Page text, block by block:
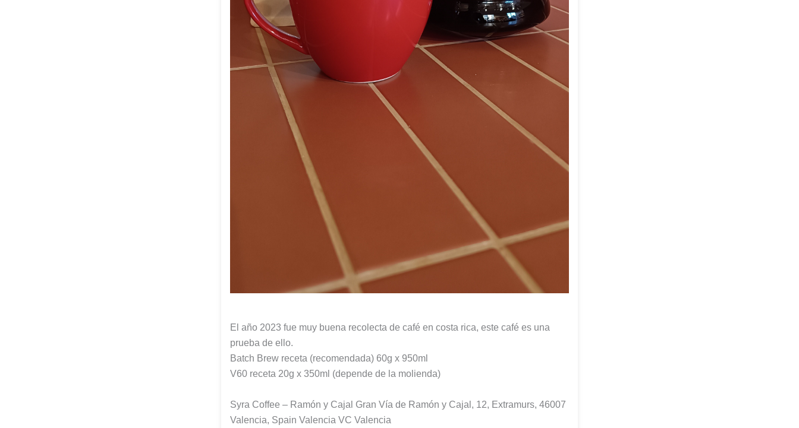
El año 2023 fue muy buena recolecta de café en costa rica, este café es una
prueba de ello.
Batch Brew receta (recomendada) 60g x 950ml
V60 receta 20g x 350ml (depende de la molienda)
Syra Coffee – Ramón y Cajal Gran Vía de Ramón y Cajal, 12, Extramurs, 46007
Valencia, Spain Valencia VC Valencia